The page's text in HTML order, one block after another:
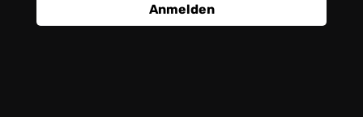
Anmelden